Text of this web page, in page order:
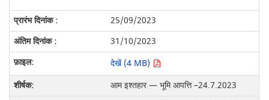
25/09/2023
31/10/2023
देखें (4 MB)
आम इश्तहार — भूमि आपत्ति –24.7.2023